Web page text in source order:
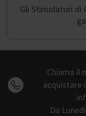
Gli Stimolatori di
Chiama il
acquistare
Da